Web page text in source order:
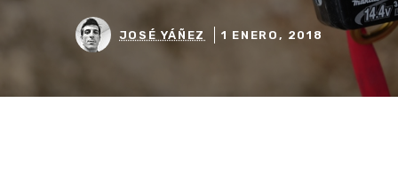
JOSÉ YÁÑEZ 1 ENERO, 2018